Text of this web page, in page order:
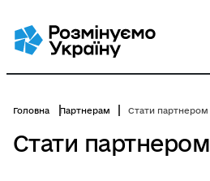
до
основного
вмісту
Головна Партнерам Стати партнером
Стати партнером